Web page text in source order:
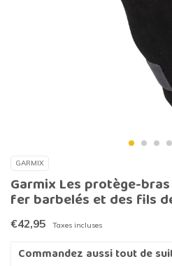
GARMIX
Garmix Les protège-
fer barbelés et des fils
€42,95 Taxes incluses
Commandez aussi tout de